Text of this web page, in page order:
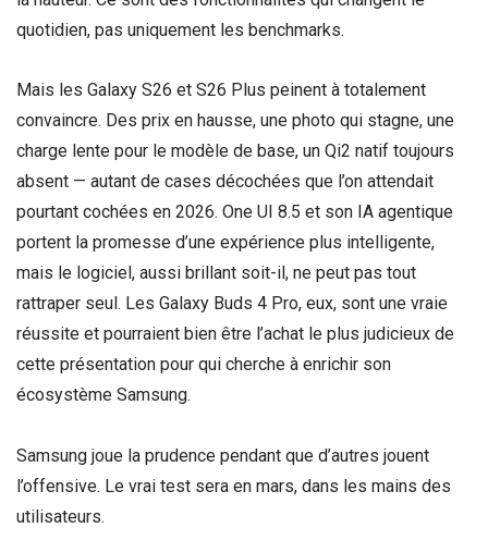
quotidien, pas uniquement les benchmarks.
Mais les Galaxy S26 et S26 Plus peinent à totalement
convaincre. Des prix en hausse, une photo qui stagne, une
charge lente pour le modèle de base, un Qi2 natif toujours
absent — autant de cases décochées que l’on attendait
pourtant cochées en 2026. One UI 8.5 et son IA agentique
portent la promesse d’une expérience plus intelligente,
mais le logiciel, aussi brillant soit-il, ne peut pas tout
rattraper seul. Les Galaxy Buds 4 Pro, eux, sont une vraie
réussite et pourraient bien être l’achat le plus judicieux de
cette présentation pour qui cherche à enrichir son
écosystème Samsung.
Samsung joue la prudence pendant que d’autres jouent
l’offensive. Le vrai test sera en mars, dans les mains des
utilisateurs.